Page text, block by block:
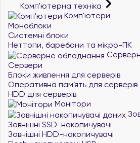
Комп'ютерна техніка
Комп'ютери
Моноблоки
Системні блоки
Неттопи, баребони та мікро-ПК
Сервери
Блоки живлення для серверів
Оперативна пам`ять для серверів
HDD для серверів
Монітори
Зовнішні SSD-накопичувачі
Зовнішні HDD-накопичувачі